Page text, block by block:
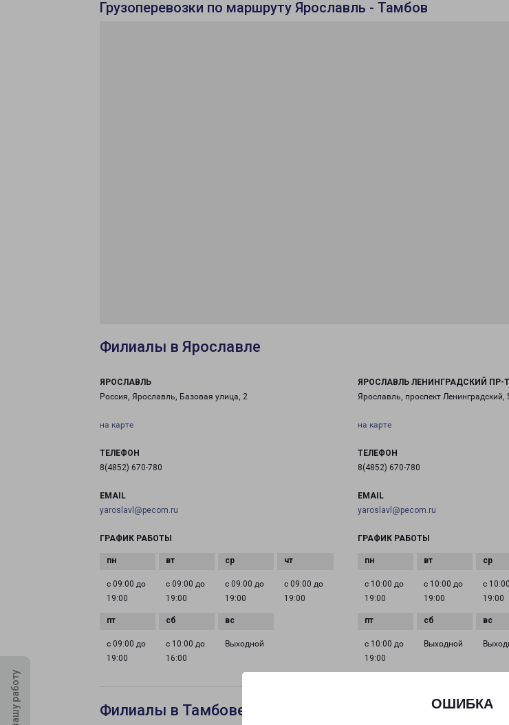
ОШИБКА
Грузоперевозки по маршруту Ярославль - Тамбов
Филиалы в Ярославле
ЯРОСЛАВЛЬ
Россия, Ярославль, Базовая улица, 2
на карте
ТЕЛЕФОН
8(4852) 670-780
EMAIL
yaroslavl@pecom.ru
ГРАФИК РАБОТЫ
с 09:00 до
19:00
с 09:00 до
19:00
с 09:00 до
19:00
с 09:00 до
19:00
с 09:00 до
19:00
с 10:00 до
16:00
Выходной
ЯРОСЛАВЛЬ ЛЕНИНГРАДСКИЙ ПР-Т
Ярославль, проспект Ленинградский,
на карте
ТЕЛЕФОН
8(4852) 670-780
EMAIL
yaroslavl@pecom.ru
ГРАФИК РАБОТЫ
с 10:00 до
19:00
с 10:00 до
19:00
с
19:00
с 10:00 до
19:00
Выходной
Филиалы в Тамбове